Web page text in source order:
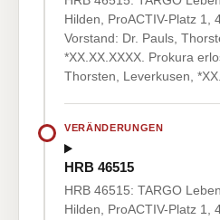
Hilden, ProACTIV-Platz 1,
Vorstand: Dr. Pauls,
*XX.XX.XXXX. Prokura
Thorsten, Leverkusen,
VERÄNDERUNGEN
HRB 46515
HRB 46515: TARGO
Hilden, ProACTIV-Platz 1,